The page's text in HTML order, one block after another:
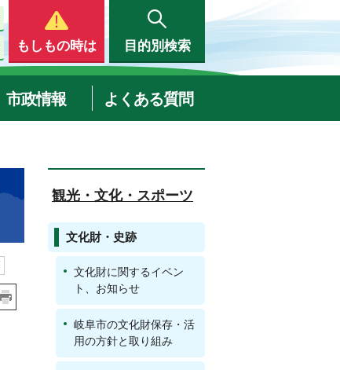
もしもの時は 目的別検索
市政情報 よくある質問
観光・文化・スポーツ
文化財・史跡
文化財に関するイベン
ト、お知らせ
岐阜市の文化財保存・活
用の方針と取り組み